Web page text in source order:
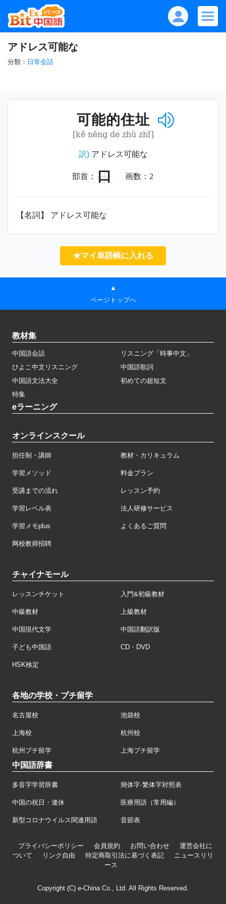
アドレス可能な
分類： 日常会話
可能的住址
[kě néng de zhù zhǐ]
訳)アドレス可能な
部首： 口 画数： 2
【名詞】 アドレス可能な
★マイ単語帳に入れる
▲
ページトップへ
教材集
中国語会話
リスニング「時事中文」
ひよこ中文リスニング
中国語歌詞
中国語文法大全
初めての超短文
特集
eラーニング
オンラインスクール
担任制・講師 教材・カリキュラム
学習メソッド 料金プラン
受講までの流れ レッスン予約
学習レベル表 法人研修サービス
学習メモplus よくあるご質問
网校教师招聘
チャイナモール
レッスンチケット 入門&初級教材
中級教材 上級教材
中国現代文学 中国語翻訳版
子ども中国語 CD・DVD
HSK検定
各地の学校・プチ留学
名古屋校 池袋校
上海校 杭州校
杭州プチ留学 上海プチ留学
中国語辞書
多音字学習辞書 簡体字·繁体字対照表
中国の祝日・連休 医療用語（常用編）
新型コロナウイルス関連用語 音節表
プライバシーポリシー 会員規約 お問い合わせ
運営会社に
ついて
リンク自由 特定商取引法に基づく表記
ニュースリリ
ース
Copyright (C) e-China Co., Ltd. All Rights Reserved.